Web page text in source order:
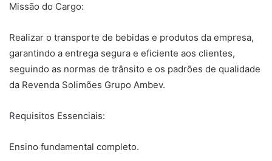
Missão do Cargo:
Realizar o transporte de bebidas e produtos da empresa,
garantindo a entrega segura e eficiente aos clientes,
seguindo as normas de trânsito e os padrões de qualidade
da Revenda Solimões Grupo Ambev.
Requisitos Essenciais:
Ensino fundamental completo.